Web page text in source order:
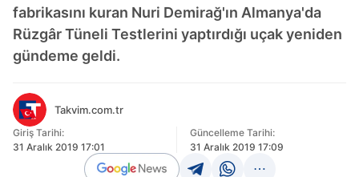
fabrikasını kuran Nuri Demirağ'ın Almanya'da
Rüzgâr Tüneli Testlerini yaptırdığı uçak yeniden
gündeme geldi.
Takvim.com.tr
Giriş Tarihi:
31 Aralık 2019 17:01
Güncelleme Tarihi:
31 Aralık 2019 17:09